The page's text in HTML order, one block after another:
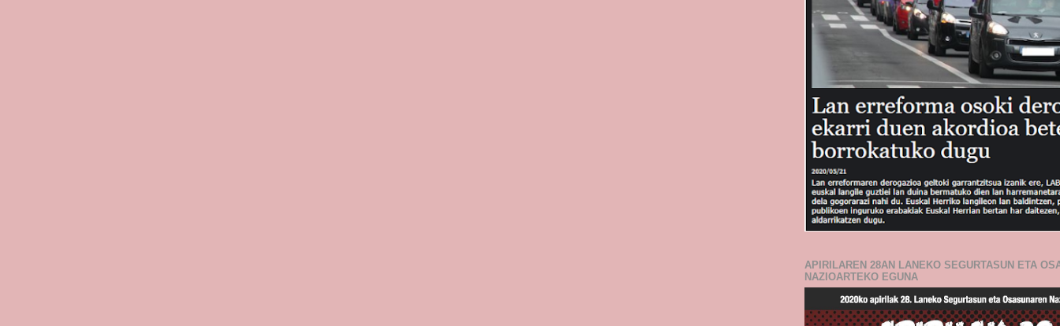
APIRILAREN 28AN LANEKO SEGURTASUN ETA
NAZIOARTEKO EGUNA